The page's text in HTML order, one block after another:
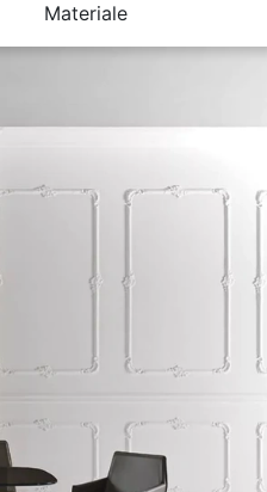
Materiale